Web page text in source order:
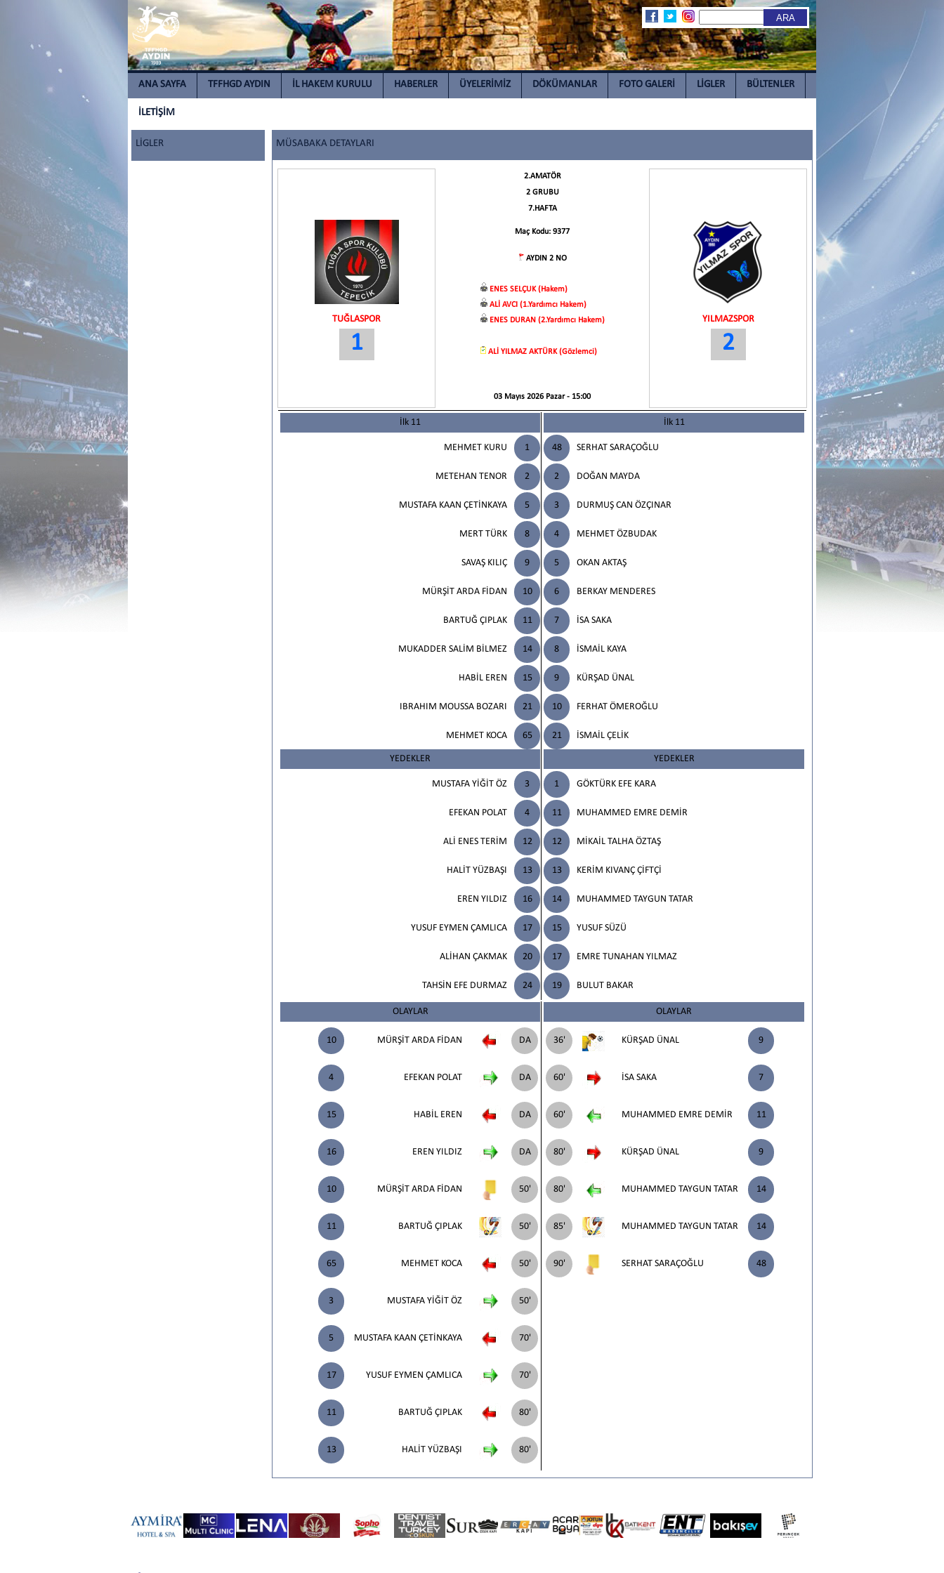
ANA SAYFA TFFHGD AYDIN İL HAKEM KURULU HABERLER ÜYELERİMİZ DÖKÜMANLAR FOTO GALERİ LİGLER BÜLTENLER
İLETİŞİM
LİGLER MÜSABAKA DETAYLARI
TUĞLASPOR
1
2.AMATÖR
2 GRUBU
7.HAFTA
Maç Kodu: 9377
AYDIN 2 NO
ENES SELÇUK (Hakem)
ALİ AVCI (1.Yardımcı Hakem)
ENES DURAN (2.Yardımcı Hakem)
ALİ YILMAZ AKTÜRK (Gözlemci)
03 Mayıs 2026 Pazar - 15:00
YILMAZSPOR
2
İlk 11
1
MEHMET KURU
2
METEHAN TENOR
5
MUSTAFA KAAN ÇETİNKAYA
8
MERT TÜRK
9
SAVAŞ KILIÇ
10
MÜRŞİT ARDA FİDAN
11
BARTUĞ ÇIPLAK
14
MUKADDER SALİM BİLMEZ
15
HABİL EREN
21
IBRAHIM MOUSSA BOZARI
65
MEHMET KOCA
YEDEKLER
3
MUSTAFA YİĞİT ÖZ
4
EFEKAN POLAT
12
ALİ ENES TERİM
13
HALİT YÜZBAŞI
16
EREN YILDIZ
17
YUSUF EYMEN ÇAMLICA
20
ALİHAN ÇAKMAK
24
TAHSİN EFE DURMAZ
İlk 11
48 SERHAT SARAÇOĞLU
2 DOĞAN MAYDA
3 DURMUŞ CAN ÖZÇINAR
4 MEHMET ÖZBUDAK
5 OKAN AKTAŞ
6 BERKAY MENDERES
7 İSA SAKA
8 İSMAİL KAYA
9 KÜRŞAD ÜNAL
10 FERHAT ÖMEROĞLU
21 İSMAİL ÇELİK
YEDEKLER
1 GÖKTÜRK EFE KARA
11 MUHAMMED EMRE DEMİR
12 MİKAİL TALHA ÖZTAŞ
13 KERİM KIVANÇ ÇİFTÇİ
14 MUHAMMED TAYGUN TATAR
15 YUSUF SÜZÜ
17 EMRE TUNAHAN YILMAZ
19 BULUT BAKAR
OLAYLAR
10 MÜRŞİT ARDA FİDAN DA
4 EFEKAN POLAT DA
15 HABİL EREN DA
16 EREN YILDIZ DA
10 MÜRŞİT ARDA FİDAN 50'
11 BARTUĞ ÇIPLAK 50'
65 MEHMET KOCA 50'
3 MUSTAFA YİĞİT ÖZ 50'
5 MUSTAFA KAAN ÇETİNKAYA 70'
17 YUSUF EYMEN ÇAMLICA 70'
11 BARTUĞ ÇIPLAK 80'
13 HALİT YÜZBAŞI 80'
OLAYLAR
36' KÜRŞAD ÜNAL 9
60' İSA SAKA 7
60' MUHAMMED EMRE DEMİR 11
80' KÜRŞAD ÜNAL 9
80' MUHAMMED TAYGUN TATAR 14
85' MUHAMMED TAYGUN TATAR 14
90' SERHAT SARAÇOĞLU 48